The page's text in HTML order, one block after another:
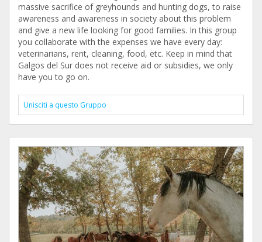
massive sacrifice of greyhounds and hunting dogs, to raise
awareness and awareness in society about this problem
and give a new life looking for good families. In this group
you collaborate with the expenses we have every day:
veterinarians, rent, cleaning, food, etc. Keep in mind that
Galgos del Sur does not receive aid or subsidies, we only
have you to go on.
Unisciti a questo Gruppo